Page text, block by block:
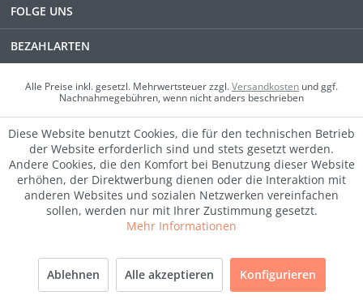
FOLGE UNS
BEZAHLARTEN
Alle Preise inkl. gesetzl. Mehrwertsteuer zzgl.Versandkosten und ggf.
Nachnahmegebühren, wenn nicht anders beschrieben
Diese Website benutzt Cookies, die für den technischen Betrieb
der Website erforderlich sind und stets gesetzt werden.
Andere Cookies, die den Komfort bei Benutzung dieser Website
erhöhen, der Direktwerbung dienen oder die Interaktion mit
anderen Websites und sozialen Netzwerken vereinfachen
sollen, werden nur mit Ihrer Zustimmung gesetzt.
Mehr Informationen
Ablehnen Alle akzeptieren Konfigurieren